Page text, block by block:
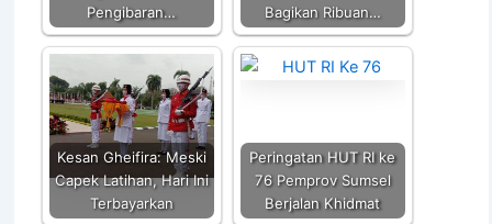
Pengibaran…
Bagikan Ribuan…
Kesan Gheifira: Meski
Capek Latihan, Hari Ini
Terbayarkan
Peringatan HUT RI ke
76 Pemprov Sumsel
Berjalan Khidmat